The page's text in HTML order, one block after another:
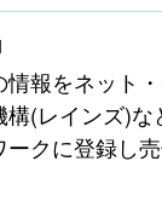
報をネット
構(レインズ)な
クに登録し